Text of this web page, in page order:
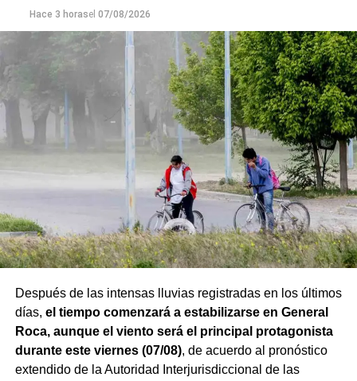
Hace 3 horasel 07/08/2026
Después de las intensas lluvias registradas en los últimos
días, el tiempo comenzará a estabilizarse en General
Roca, aunque el viento será el principal protagonista
durante este viernes (07/08), de acuerdo al pronóstico
extendido de la Autoridad Interjurisdiccional de las